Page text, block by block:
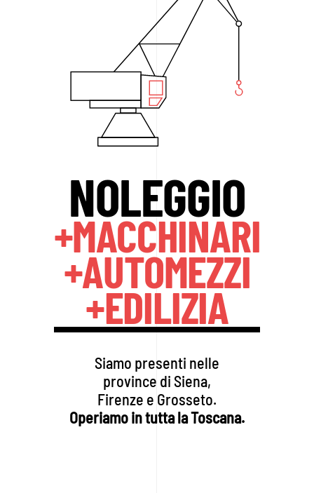
NOLEGGIO
+MACCHINARI
+AUTOMEZZI
+EDILIZIA
Siamo presenti nelle
province di Siena,
Firenze e Grosseto.
Operiamo in tutta la Toscana.